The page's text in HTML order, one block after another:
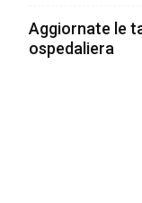
Aggiornate le
ospedaliera